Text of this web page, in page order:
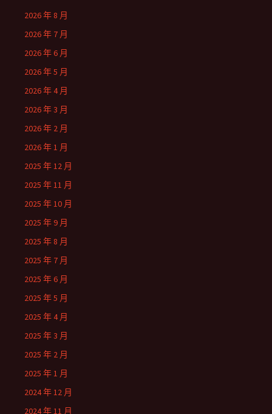
2026 年 8 月
2026 年 7 月
2026 年 6 月
2026 年 5 月
2026 年 4 月
2026 年 3 月
2026 年 2 月
2026 年 1 月
2025 年 12 月
2025 年 11 月
2025 年 10 月
2025 年 9 月
2025 年 8 月
2025 年 7 月
2025 年 6 月
2025 年 5 月
2025 年 4 月
2025 年 3 月
2025 年 2 月
2025 年 1 月
2024 年 12 月
2024 年 11 月